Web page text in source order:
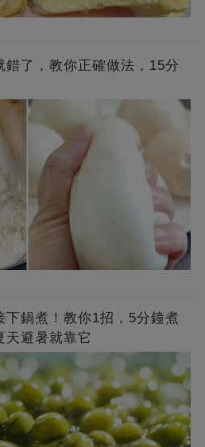
了，教你正確做法，15分
鍋煮！教你1招，5分鐘煮
天避暑就靠它